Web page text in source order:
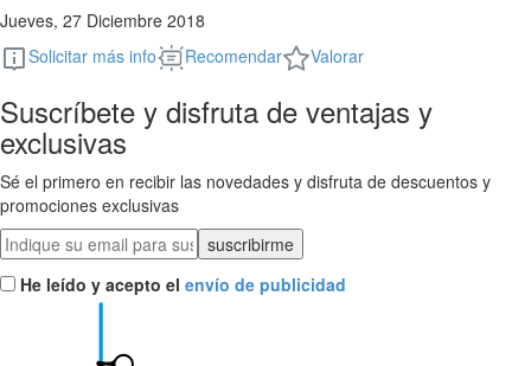
Jueves, 27 Diciembre 2018
Solicitar más info
Recomendar Valorar
Suscríbete y disfruta de ventajas y
exclusivas
Sé el primero en recibir las novedades y disfruta de descuentos y
promociones exclusivas
He leído y acepto el envío de publicidad